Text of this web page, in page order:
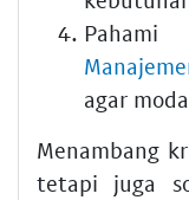
Pahami
agar
Menambang
tetapi juga